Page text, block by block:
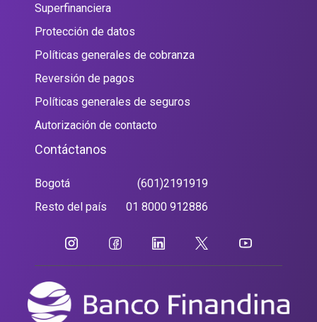
Superfinanciera
Protección de datos
Políticas generales de cobranza
Reversión de pagos
Políticas generales de seguros
Autorización de contacto
Contáctanos
Bogotá
(601)2191919
Resto del país
01 8000 912886